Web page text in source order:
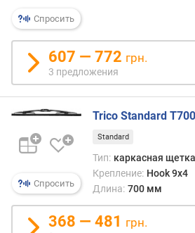
п
у
л
я
р
н
о
с
т
и
т
д
е
Спросить
607 — 772 грн.
3 предложения
Спросить
Trico Standard T700
Standard
Тип: каркасная
Крепление: Hook 9x4
Длина: 700 мм
368 — 481 грн.